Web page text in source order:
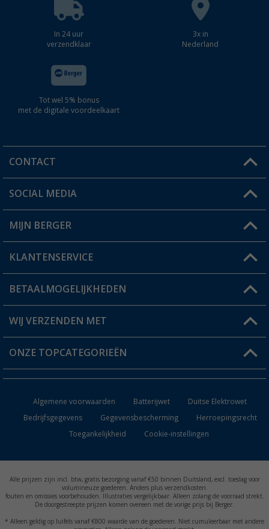
In 24 uur
verzendklaar
3x in
Nederland
Tot wel 5% bonus
met de digitale voordeelkaart
CONTACT
Een vraag?
Winkel vinden
SOCIAL MEDIA
MIJN BERGER
Mijn account
Status bestelling
Verlanglijstje
KLANTENSERVICE
FAQ & Contact
Verzendinformatie
Catalogus
BETAALMOGELIJKHEDEN
WIJ VERZENDEN MET
ONZE TOPCATEGORIEËN
Campingmeubilair
Campingtoiletten
Inbouwkachels
Algemene voorwaarden Batterijwet
Duitse Elektrowet
Bedrijfsgegevens
Gegevensbescherming
Herroepingsrecht
Toegankelijkheid
Cookie-instellingen
Alle prijzen zijn incl. btw, gratis bezorging vanaf €50 binnen Duitsland, excl. toeslag voor
volumineuze goederen. Anders plus verzendkosten.
fouten en omissies voorbehouden. Illustraties vergelijkbaar. Alleen zolang de voorraad strekt.
De doorgestreepte prijzen komen overeen met de vorige prijs bij Berger.
* Alleen geldig op luifels vanaf €800 waarde van de goederen. Niet cumuleerbaar met andere